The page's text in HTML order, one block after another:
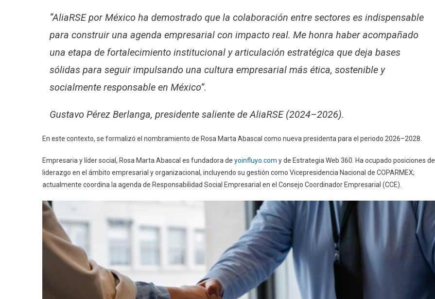
“AliaRSE por México ha demostrado que la colaboración entre sectores es indispensable
para construir una agenda empresarial con impacto real. Me honra haber acompañado
una etapa de fortalecimiento institucional y articulación estratégica que deja bases
sólidas para seguir impulsando una cultura empresarial más ética, sostenible y
socialmente responsable en México”.
Gustavo Pérez Berlanga, presidente saliente de AliaRSE (2024–2026).
En este contexto, se formalizó el nombramiento de Rosa Marta Abascal como nueva presidenta para el periodo 2026–2028.
Empresaria y líder social, Rosa Marta Abascal es fundadora de yoinfluyo.com y de Estrategia Web 360. Ha ocupado posiciones de
liderazgo en el ámbito empresarial y organizacional, incluyendo su gestión como Vicepresidencia Nacional de COPARMEX;
actualmente coordina la agenda de Responsabilidad Social Empresarial en el Consejo Coordinador Empresarial (CCE).